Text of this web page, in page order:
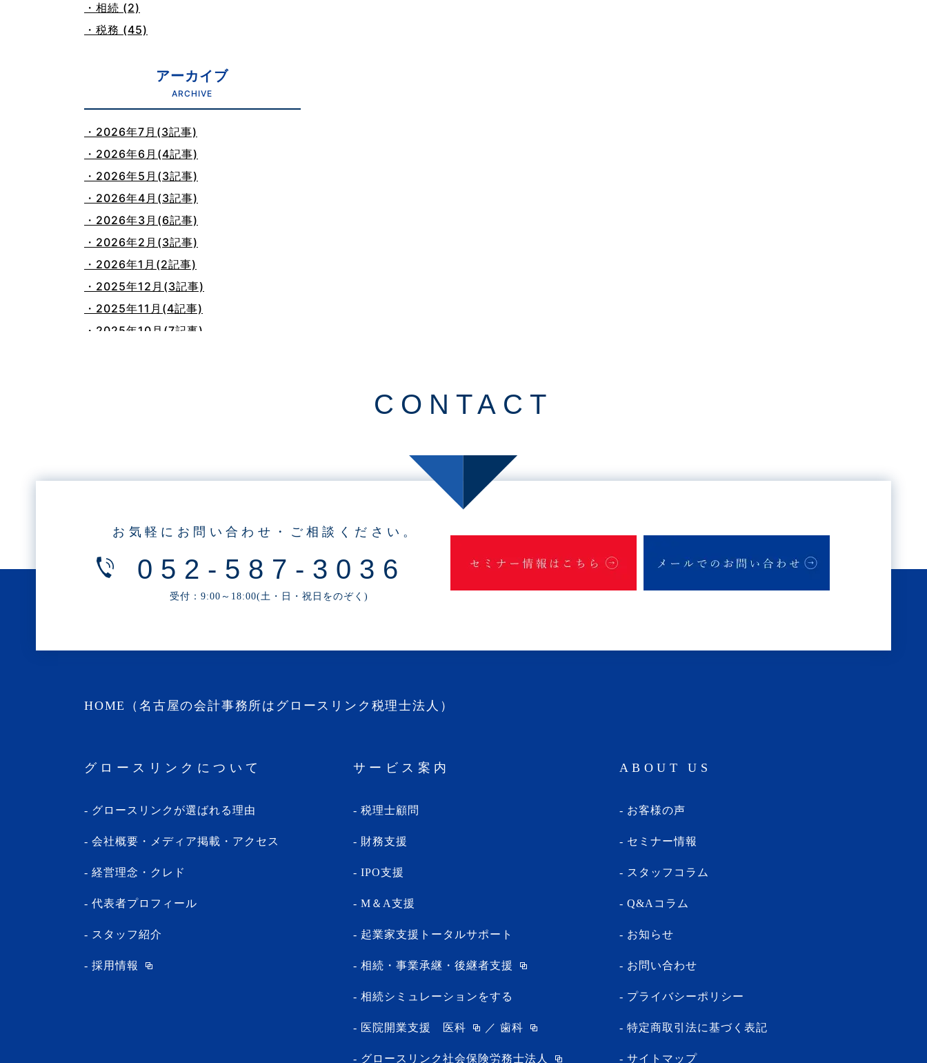
・相続 (2)
・税務 (45)
アーカイブ
ARCHIVE
・2026年7月(3記事)
・2026年6月(4記事)
・2026年5月(3記事)
・2026年4月(3記事)
・2026年3月(6記事)
・2026年2月(3記事)
・2026年1月(2記事)
・2025年12月(3記事)
・2025年11月(4記事)
・2025年10月(7記事)
・2025年2月(3記事)
・2024年12月(2記事)
・2024年10月(3記事)
・2024年9月(4記事)
・2024年4月(2記事)
・2024年1月(5記事)
・2023年11月(3記事)
・2023年10月(1記事)
・2023年8月(13記事)
・2023年7月(9記事)
・2023年6月(1記事)
・2023年4月(4記事)
CONTACT
お気軽にお問い合わせ・ご相談ください。
052-587-3036
受付：9:00～18:00(土・日・祝日をのぞく)
HOME（名古屋の会計事務所はグロースリンク税理士法人）
グロースリンクについて
グロースリンクが選ばれる理由
会社概要・メディア掲載・アクセス
経営理念・クレド
代表者プロフィール
スタッフ紹介
採用情報
サービス案内
税理士顧問
財務支援
IPO支援
M＆A支援
起業家支援トータルサポート
相続・事業承継・後継者支援
相続シミュレーションをする
医院開業支援 医科 ／ 歯科
グロースリンク社会保険労務士法人
ABOUT US
お客様の声
セミナー情報
スタッフコラム
Q&Aコラム
お知らせ
お問い合わせ
プライバシーポリシー
特定商取引法に基づく表記
サイトマップ